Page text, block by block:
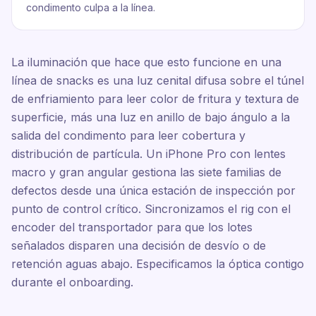
condimento culpa a la línea.
La iluminación que hace que esto funcione en una
línea de snacks es una luz cenital difusa sobre el túnel
de enfriamiento para leer color de fritura y textura de
superficie, más una luz en anillo de bajo ángulo a la
salida del condimento para leer cobertura y
distribución de partícula. Un iPhone Pro con lentes
macro y gran angular gestiona las siete familias de
defectos desde una única estación de inspección por
punto de control crítico. Sincronizamos el rig con el
encoder del transportador para que los lotes
señalados disparen una decisión de desvío o de
retención aguas abajo. Especificamos la óptica contigo
durante el onboarding.